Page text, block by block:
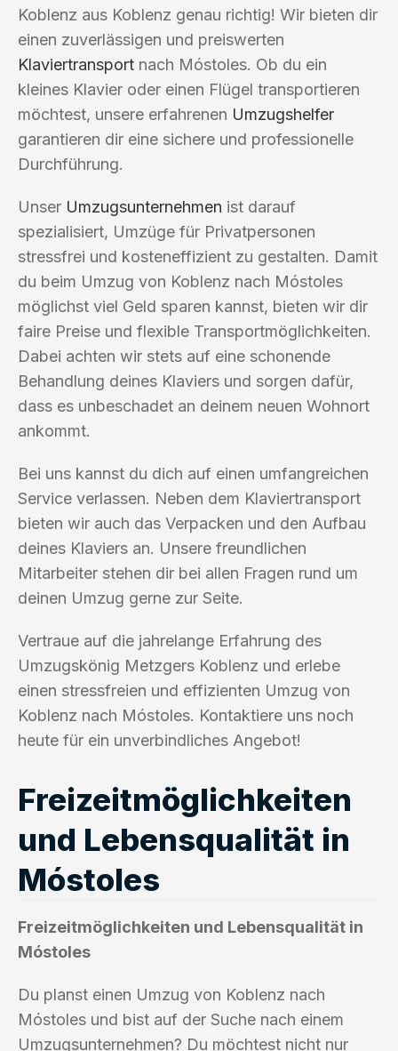
Koblenz aus Koblenz genau richtig! Wir bieten dir
einen zuverlässigen und preiswerten
Klaviertransport nach Móstoles. Ob du ein
kleines Klavier oder einen Flügel transportieren
möchtest, unsere erfahrenen Umzugshelfer
garantieren dir eine sichere und professionelle
Durchführung.
Unser Umzugsunternehmen ist darauf
spezialisiert, Umzüge für Privatpersonen
stressfrei und kosteneffizient zu gestalten. Damit
du beim Umzug von Koblenz nach Móstoles
möglichst viel Geld sparen kannst, bieten wir dir
faire Preise und flexible Transportmöglichkeiten.
Dabei achten wir stets auf eine schonende
Behandlung deines Klaviers und sorgen dafür,
dass es unbeschadet an deinem neuen Wohnort
ankommt.
Bei uns kannst du dich auf einen umfangreichen
Service verlassen. Neben dem Klaviertransport
bieten wir auch das Verpacken und den Aufbau
deines Klaviers an. Unsere freundlichen
Mitarbeiter stehen dir bei allen Fragen rund um
deinen Umzug gerne zur Seite.
Vertraue auf die jahrelange Erfahrung des
Umzugskönig Metzgers Koblenz und erlebe
einen stressfreien und effizienten Umzug von
Koblenz nach Móstoles. Kontaktiere uns noch
heute für ein unverbindliches Angebot!
Freizeitmöglichkeiten
und Lebensqualität in
Móstoles
Freizeitmöglichkeiten und Lebensqualität in
Móstoles
Du planst einen Umzug von Koblenz nach
Móstoles und bist auf der Suche nach einem
Umzugsunternehmen? Du möchtest nicht nur